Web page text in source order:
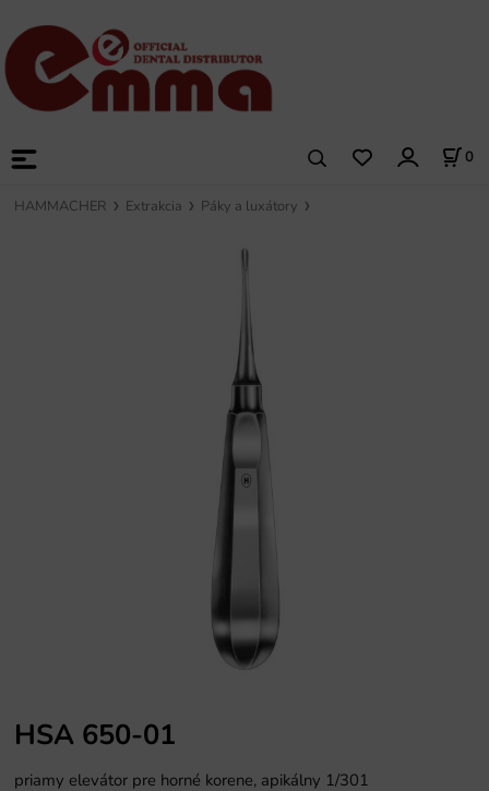
0
HAMMACHER Extrakcia Páky a luxátory
HSA 650-01
priamy elevátor pre horné korene, apikálny 1/301